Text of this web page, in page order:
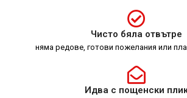
Чисто бяла отвътре
няма редове, готови пожелания или
Идва с пощенски